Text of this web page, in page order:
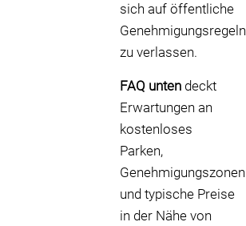
sich auf öffentliche
Genehmigungsregeln
zu verlassen.
FAQ unten deckt
Erwartungen an
kostenloses
Parken,
Genehmigungszonen
und typische Preise
in der Nähe von